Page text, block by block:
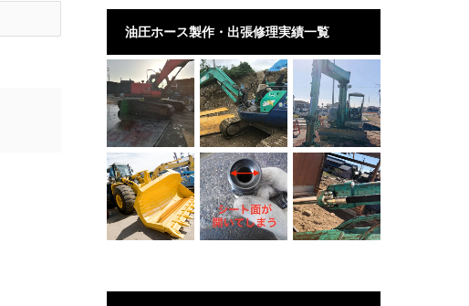
油圧ホース製作・出張修理実績一覧